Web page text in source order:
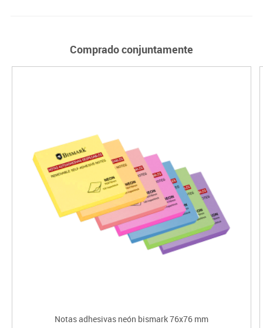
Comprado conjuntamente
Notas adhesivas neón bismark 76x76 mm